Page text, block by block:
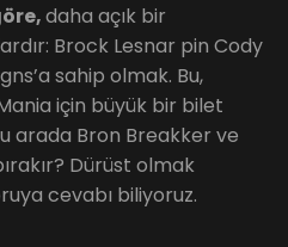
daha açık bir
Brock Lesnar pin Cody
sahip olmak. Bu,
için büyük bir bilet
arada Bron Breakker ve
Dürüst olmak
cevabı biliyoruz.